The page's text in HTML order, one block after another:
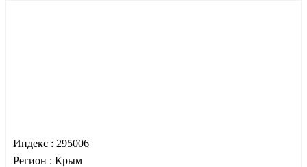
Индекс : 295006
Регион : Крым